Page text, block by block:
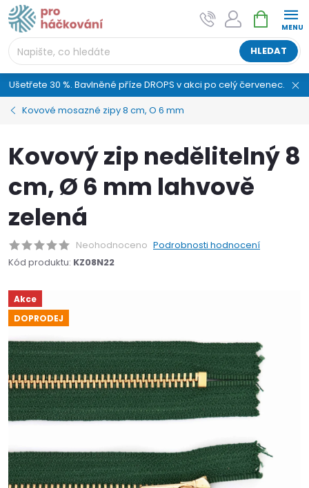
Přejít
na
obsah
HLEDAT
NÁKUPNÍ
KOŠÍK
Ušetřete 30 %. Bavlněné příze DROPS v akci po celý červenec.
Kovové mosazné zipy 8 cm, O 6 mm
Kovový zip nedělitelný 8
cm, Ø 6 mm lahvově
zelená
Neohodnoceno Podrobnosti hodnocení
Kód produktu: KZ08N22
Akce
DOPRODEJ
AI asistent "pani Klubíčková" –
ProHackovani.cz
Jsme e-shop s více než osmiletou tradicí a máme pro
vás připraveno více než 25 tisíc produktů. Vše skladem,
připravené k odeslání.